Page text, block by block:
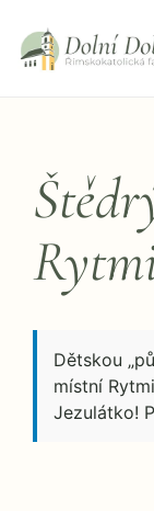
obsah
Dětskou
místní
Jezulátko!